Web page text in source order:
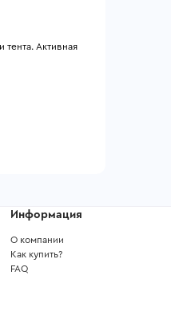
Активная
Информация
О компании
Как купить?
FAQ